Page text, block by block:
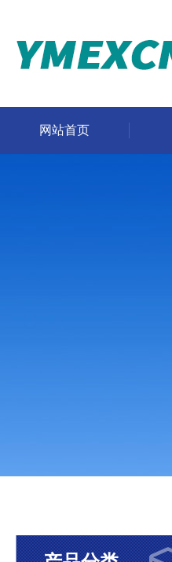
网站首页